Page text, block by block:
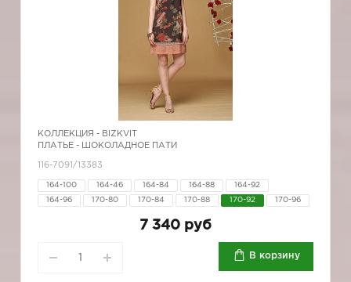
КОЛЛЕКЦИЯ - BIZKVIT
ПЛАТЬЕ - ШОКОЛАДНОЕ ПАТИ
116-7091/13383
164-100 164-46 164-84 164-88 164-92
164-96 170-80 170-84 170-88 170-92 170-96
7 340 руб
В корзину